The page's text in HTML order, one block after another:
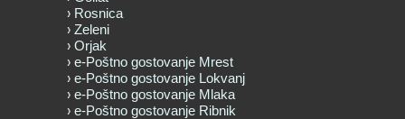
Rosnica
Zeleni
Orjak
e-Poštno gostovanje Mrest
e-Poštno gostovanje Lokvanj
e-Poštno gostovanje Mlaka
e-Poštno gostovanje Ribnik